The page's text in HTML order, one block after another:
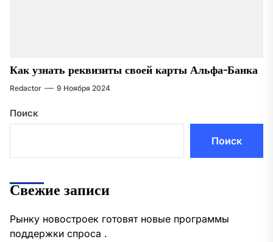
Как узнать реквизиты своей карты Альфа-Банка
Redactor 9 Ноября 2024
Поиск
Поиск
Свежие записи
Рынку новостроек готовят новые программы
поддержки спроса .